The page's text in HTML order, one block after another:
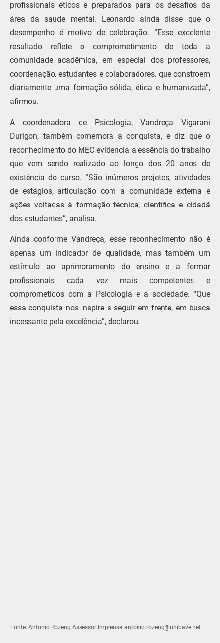
profissionais éticos e preparados para os desafios da
área da saúde mental. Leonardo ainda disse que o
desempenho é motivo de celebração. “Esse excelente
resultado reflete o comprometimento de toda a
comunidade acadêmica, em especial dos professores,
coordenação, estudantes e colaboradores, que constroem
diariamente uma formação sólida, ética e humanizada”,
afirmou.
A coordenadora de Psicologia, Vandreça Vigarani
Durigon, também comemora a conquista, e diz que o
reconhecimento do MEC evidencia a essência do trabalho
que vem sendo realizado ao longo dos 20 anos de
existência do curso. “São inúmeros projetos, atividades
de estágios, articulação com a comunidade externa e
ações voltadas à formação técnica, científica e cidadã
dos estudantes”, analisa.
Ainda conforme Vandreça, esse reconhecimento não é
apenas um indicador de qualidade, mas também um
estímulo ao aprimoramento do ensino e a formar
profissionais cada vez mais competentes e
comprometidos com a Psicologia e a sociedade. “Que
essa conquista nos inspire a seguir em frente, em busca
incessante pela excelência”, declarou.
Fonte: Antonio Rozeng Assessor Imprensa antonio.rozeng@unibave.net